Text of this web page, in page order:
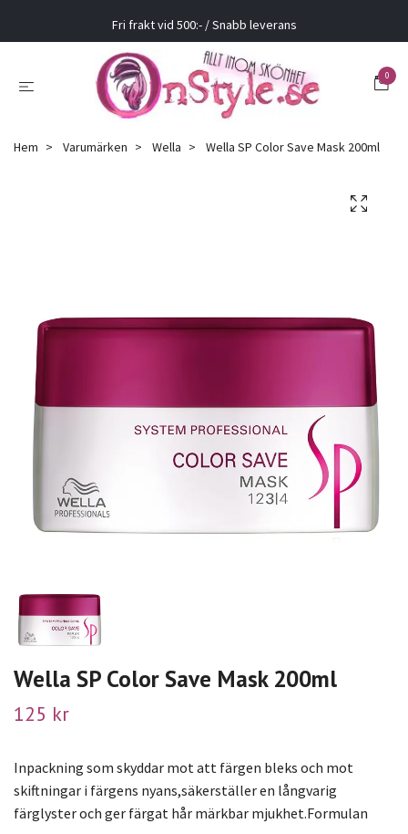
Fri frakt vid 500:- / Snabb leverans
0
Hem Varumärken Wella Wella SP Color Save Mask 200ml
Wella SP Color Save Mask 200ml
125 kr
Inpackning som skyddar mot att färgen bleks och mot
skiftningar i färgens nyans,säkerställer en långvarig
färglyster och ger färgat hår märkbar mjukhet.Formulan